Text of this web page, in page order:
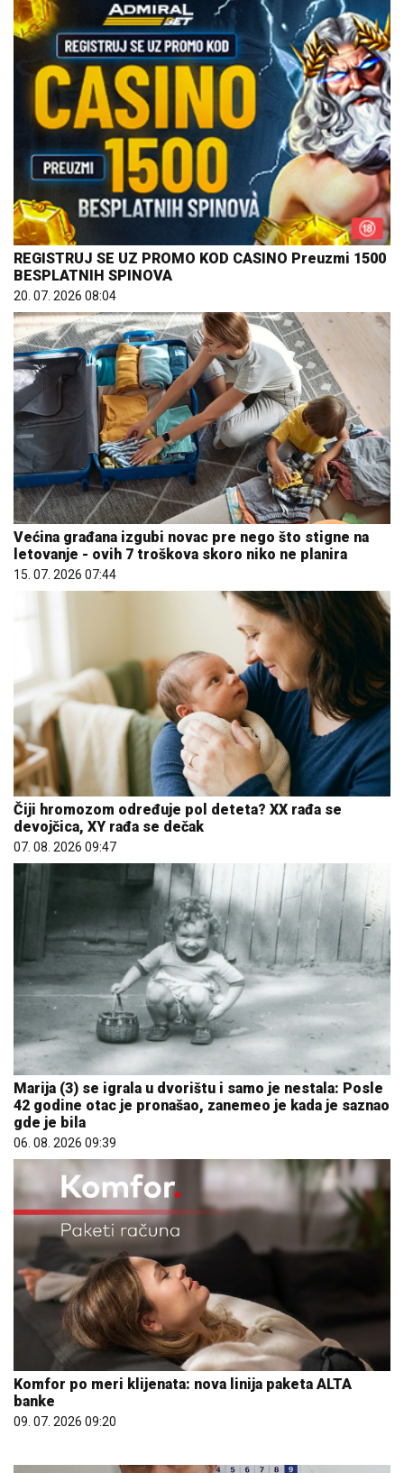
REGISTRUJ SE UZ PROMO KOD CASINO Preuzmi 1500
BESPLATNIH SPINOVA
20. 07. 2026 08:04
Većina građana izgubi novac pre nego što stigne na
letovanje - ovih 7 troškova skoro niko ne planira
15. 07. 2026 07:44
Čiji hromozom određuje pol deteta? XX rađa se
devojčica, XY rađa se dečak
07. 08. 2026 09:47
Marija (3) se igrala u dvorištu i samo je nestala: Posle
42 godine otac je pronašao, zanemeo je kada je saznao
gde je bila
06. 08. 2026 09:39
Komfor po meri klijenata: nova linija paketa ALTA
banke
09. 07. 2026 09:20